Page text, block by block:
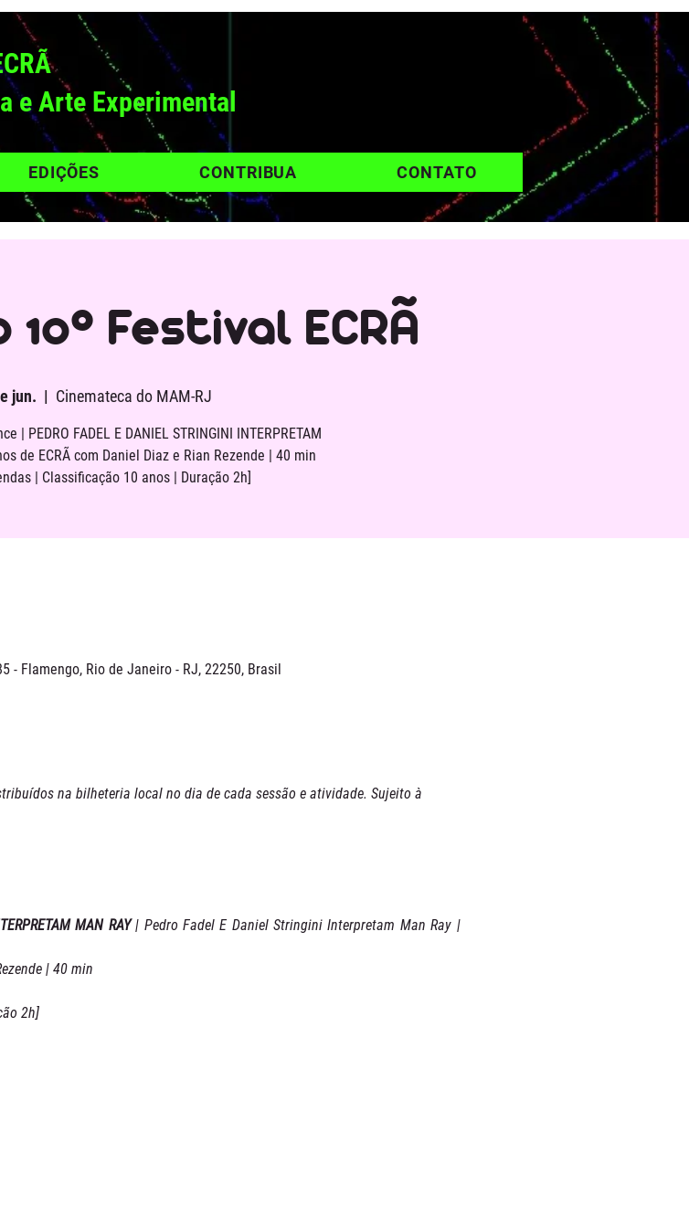
e Arte Experimental
EDIÇÕES CONTRIBUA CONTATO
Festival ECRÃ
jun.
  |
Cinemateca do MAM-RJ
| PEDRO FADEL E DANIEL STRINGINI INTERPRETAM
de ECRÃ com Daniel Diaz e Rian Rezende | 40 min
| Classificação 10 anos | Duração 2h]
- Flamengo, Rio de Janeiro - RJ, 22250, Brasil
na bilheteria local no dia de cada sessão e atividade. Sujeito à
MAN RAY | Pedro Fadel E Daniel Stringini Interpretam Man Ray |
| 40 min
2h]